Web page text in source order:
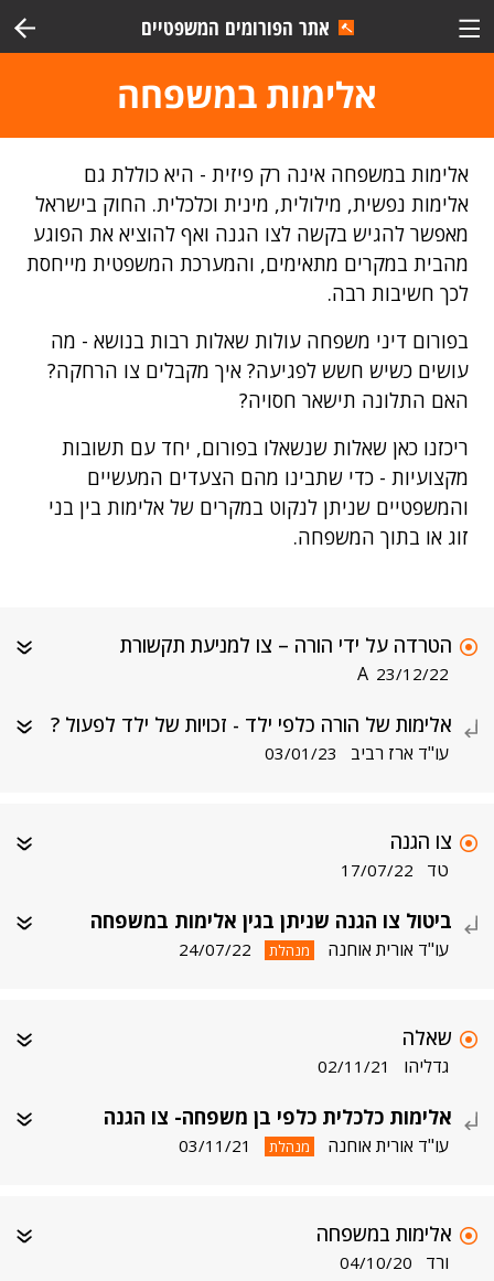
אתר הפורומים המשפטיים
אלימות במשפחה
אלימות במשפחה אינה רק פיזית - היא כוללת גם
אלימות נפשית, מילולית, מינית וכלכלית. החוק בישראל
מאפשר להגיש בקשה לצו הגנה ואף להוציא את הפוגע
מהבית במקרים מתאימים, והמערכת המשפטית מייחסת
לכך חשיבות רבה.
בפורום דיני משפחה עולות שאלות רבות בנושא - מה
עושים כשיש חשש לפגיעה? איך מקבלים צו הרחקה?
האם התלונה תישאר חסויה?
ריכזנו כאן שאלות שנשאלו בפורום, יחד עם תשובות
מקצועיות - כדי שתבינו מהם הצעדים המעשיים
והמשפטיים שניתן לנקוט במקרים של אלימות בין בני
זוג או בתוך המשפחה.
הטרדה על ידי הורה – צו למניעת תקשורת
A 23/12/22
אלימות של הורה כלפי ילד - זכויות של ילד לפעול ?
עו"ד ארז רביב 03/01/23
צו הגנה
טד 17/07/22
ביטול צו הגנה שניתן בגין אלימות במשפחה
עו"ד אורית אוחנה מנהלת 24/07/22
שאלה
גדליהו 02/11/21
אלימות כלכלית כלפי בן משפחה- צו הגנה
עו"ד אורית אוחנה מנהלת 03/11/21
אלימות במשפחה
ורד 04/10/20